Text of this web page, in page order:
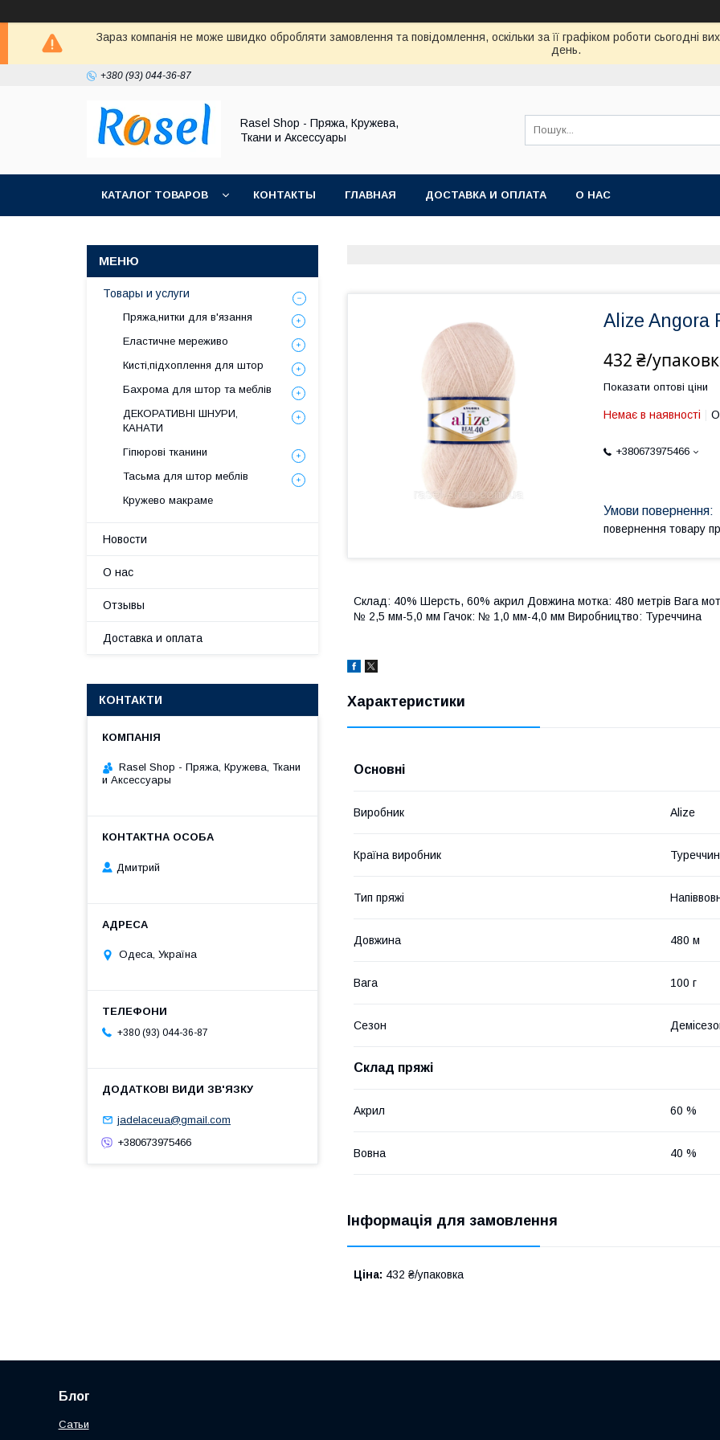
Зараз компанія не може швидко обробляти замовлення та повідомлення, оскільки за її графіком роботи сьогодні
день.
+380 (93) 044-36-87
Rasel Shop - Пряжа, Кружева,
Ткани и Аксессуары
КАТАЛОГ ТОВАРОВ КОНТАКТЫ ГЛАВНАЯ ДОСТАВКА И ОПЛАТА О НАС
Alize
432 ₴/
Показати оптові ціни
Немає в наявності
+380673975466
повернення товару
Склад: 40% Шерсть, 60% акрил Довжина мотка: 480 метрів Вага
№ 2,5 мм-5,0 мм Гачок: № 1,0 мм-4,0 мм Виробництво: Туреччина
Характеристики
Основні
Виробник Alize
Країна виробник
Тип пряжі
Довжина 480 м
Вага 100 г
Сезон
Склад пряжі
Акрил 60 %
Вовна 40 %
Інформація для замовлення
Ціна: 432 ₴/упаковка
Товары и услуги
Пряжа,нитки для в'язання
Еластичне мереживо
Кисті,підхоплення для штор
Бахрома для штор та меблів
ДЕКОРАТИВНІ ШНУРИ,
КАНАТИ
Гіпюрові тканини
Тасьма для штор меблів
Кружево макраме
Новости
О нас
Отзывы
Доставка и оплата
КОНТАКТИ
Rasel Shop - Пряжа, Кружева, Ткани
и Аксессуары
Дмитрий
Одеса, Україна
+380 (93) 044-36-87
jadelaceua@gmail.com
+380673975466
Блог
Сатьи